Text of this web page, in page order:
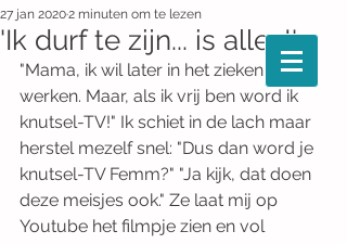
'Ik durf te zijn... is alles!'
27 jan 20202 minuten om te lezen
"Mama, ik wil later in het ziekenhuis
werken. Maar, als ik vrij ben word ik
knutsel-TV!" Ik schiet in de lach maar
herstel mezelf snel: "Dus dan word je
knutsel-TV Femm?" "Ja kijk, dat doen
deze meisjes ook." Ze laat mij op
Youtube het filmpje zien en vol